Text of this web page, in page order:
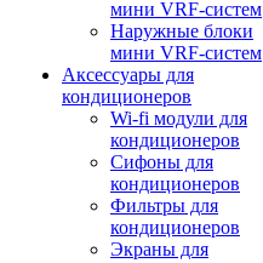
мини VRF-систем
Наружные блоки
мини VRF-систем
Аксессуары для
кондиционеров
Wi-fi модули для
кондиционеров
Сифоны для
кондиционеров
Фильтры для
кондиционеров
Экраны для